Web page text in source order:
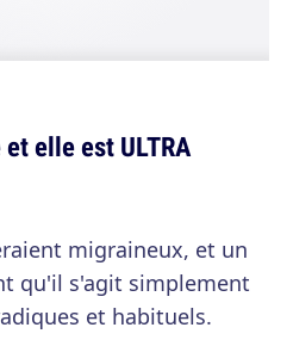
elle est ULTRA
migraineux, et un
qu'il s'agit simplement
et habituels.